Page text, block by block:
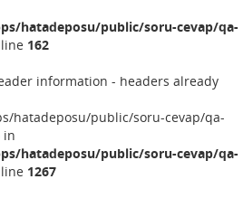
hatadeposu/public/soru-cevap/qa-
162
information - headers already
hatadeposu/public/soru-cevap/qa-
in
hatadeposu/public/soru-cevap/qa-
1267